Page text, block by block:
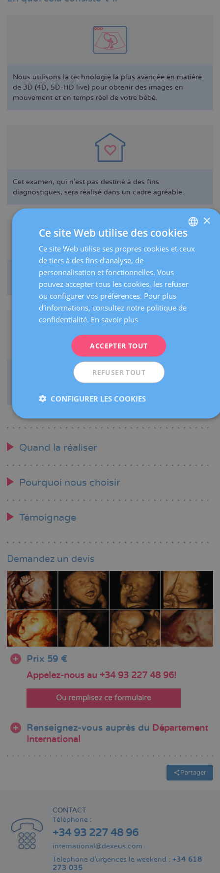
Nous utilisons la technologie la plus avancée en matière
de 3D (4D, 5D-HD live) pour obtenir des images en
mouvement et en temps réel de votre bébé.
Cet examen, qui n’est pas destiné à des fins
diagnostiques, sera réalisé dans un cadre agréable.
Vous pourrez venir accompagnée et partager
l’expérience avec les personnes de votre choix.
Nous vous remettrons la vidéo et les photographies
numériques à l’issue de l’examen, et vous pourrez en
Quand la réaliser
Pourquoi nous choisir
Témoignage
Demandez un devis
Prix 59 €
Appelez-nous au +34 93 227 48 96!
Ou remplisez ce formulaire
Renseignez-vous auprès du Département
International
Partager
CONTACT
Téléphone :
+34 93 227 48 96
international@dexeus.com
Telephone d’urgences le weekend : +34 618
273 035
SPANISH
×
Ce site Web utilise des cookies
Ce site Web utilise ses propres cookies et ceux
de tiers à des fins d'analyse, de
personnalisation et fonctionnelles. Vous
pouvez accepter tous les cookies, les refuser
ou configurer vos préférences. Pour plus
d'informations, consultez notre politique de
confidentialité. En savoir plus
ACCEPTER TOUT
REFUSER TOUT
CONFIGURER LES COOKIES